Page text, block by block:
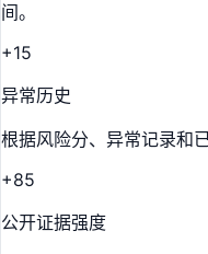
间。
+15
异常历史
根据风险分、异常记录和
+85
公开证据强度